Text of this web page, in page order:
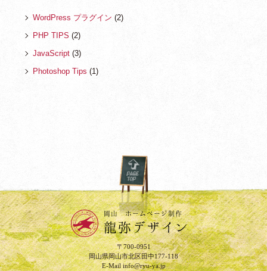
WordPress プラグイン (2)
PHP TIPS (2)
JavaScript (3)
Photoshop Tips (1)
岡山 ホームページ制作
龍弥デザイン
〒700-0951
岡山県岡山市北区田中177-118
E-Mailinfo@ryu-ya.jp